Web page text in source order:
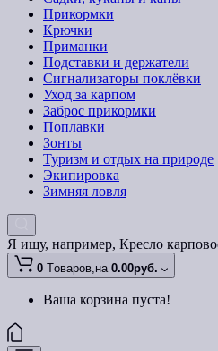
Прикормки
Крючки
Приманки
Подставки и держатели
Сигнализаторы поклёвки
Уход за карпом
Заброс прикормки
Поплавки
Зонты
Туризм и отдых на природе
Экипировка
Зимняя ловля
Я ищу, например, Кресло
0 Tоваров,на 0.00руб.
Ваша корзина пуста!